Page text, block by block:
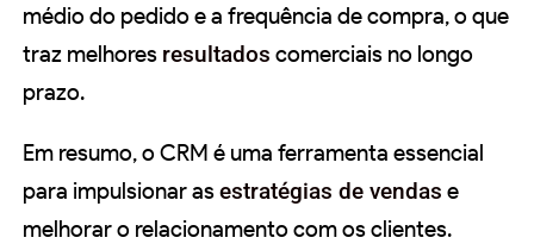
médio do pedido e a frequência de compra, o que
traz melhores resultados comerciais no longo
prazo.
Em resumo, o CRM é uma ferramenta essencial
para impulsionar asestratégias de vendas e
melhorar o relacionamento com os clientes.